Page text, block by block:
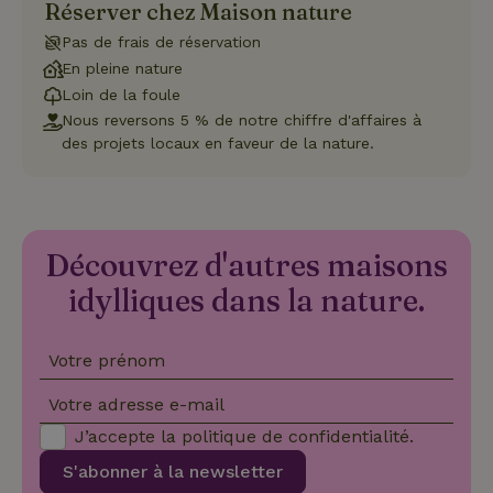
Réserver chez Maison nature
Pas de frais de réservation
En pleine nature
Loin de la foule
Nous reversons 5 % de notre chiffre d'affaires à
des projets locaux en faveur de la nature.
Découvrez d'autres maisons
idylliques dans la nature.
Votre prénom
Votre adresse e-mail
S'abonner à la newsletter
J’accepte la politique de confidentialité.
_ga
Google LLC
.maisonnature.fr
mois
cookie est
Google
importante
plus
couramment
Nom
Domaine
_gcl_au
Google LLC
.maisonnature.fr
3 mois
Ce cookie
est défini
informations
dont
l'utilisateur
_nhft_translations www.maisonnature.fr
Politique de confidentialité de Google